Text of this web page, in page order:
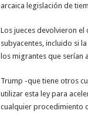
arcaica legislación de
Los jueces devolvieron
subyacentes, incluido si
los migrantes que serían
Trump -que tiene otros
utilizar esta ley para
cualquier procedimiento